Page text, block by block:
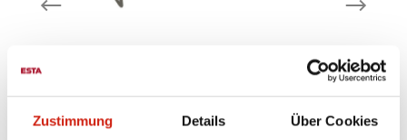
Zustimmung Details Über Cookies
Absperrschieber